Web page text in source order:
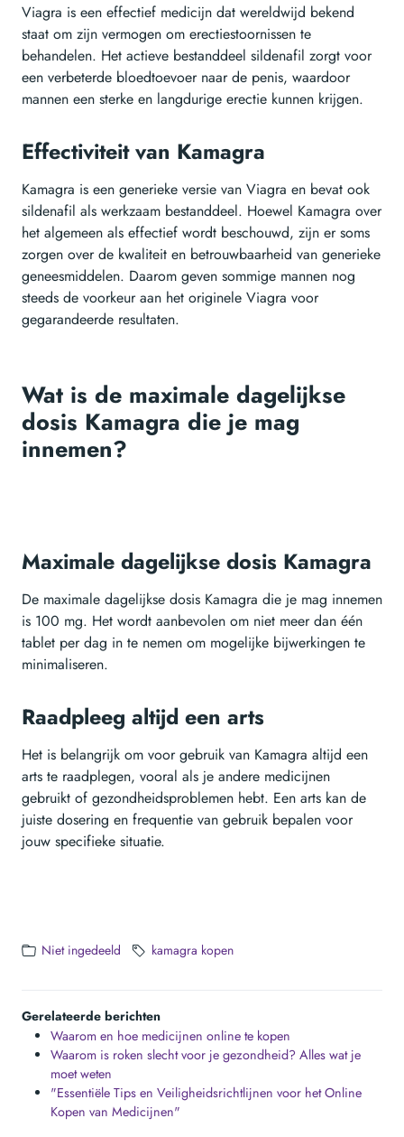
Viagra is een effectief medicijn dat wereldwijd bekend
staat om zijn vermogen om erectiestoornissen te
behandelen. Het actieve bestanddeel sildenafil zorgt voor
een verbeterde bloedtoevoer naar de penis, waardoor
mannen een sterke en langdurige erectie kunnen krijgen.
Effectiviteit van Kamagra
Kamagra is een generieke versie van Viagra en bevat ook
sildenafil als werkzaam bestanddeel. Hoewel Kamagra over
het algemeen als effectief wordt beschouwd, zijn er soms
zorgen over de kwaliteit en betrouwbaarheid van generieke
geneesmiddelen. Daarom geven sommige mannen nog
steeds de voorkeur aan het originele Viagra voor
gegarandeerde resultaten.
Wat is de maximale dagelijkse
dosis Kamagra die je mag
innemen?
Maximale dagelijkse dosis Kamagra
De maximale dagelijkse dosis Kamagra die je mag innemen
is 100 mg. Het wordt aanbevolen om niet meer dan één
tablet per dag in te nemen om mogelijke bijwerkingen te
minimaliseren.
Raadpleeg altijd een arts
Het is belangrijk om voor gebruik van Kamagra altijd een
arts te raadplegen, vooral als je andere medicijnen
gebruikt of gezondheidsproblemen hebt. Een arts kan de
juiste dosering en frequentie van gebruik bepalen voor
jouw specifieke situatie.
Niet ingedeeld kamagra kopen
Gerelateerde berichten
Waarom en hoe medicijnen online te kopen
Waarom is roken slecht voor je gezondheid? Alles wat je
moet weten
"Essentiële Tips en Veiligheidsrichtlijnen voor het Online
Kopen van Medicijnen"